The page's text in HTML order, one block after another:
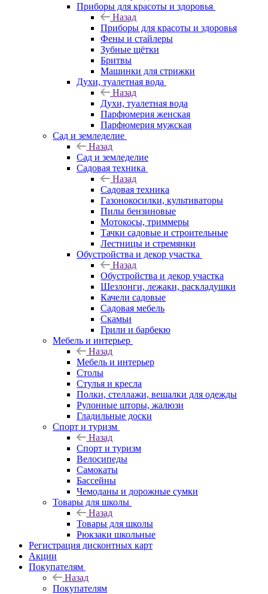
Приборы для красоты и здоровья
Назад
Приборы для красоты и здоровья
Фены и стайлеры
Зубные щётки
Бритвы
Машинки для стрижки
Духи, туалетная вода
Назад
Духи, туалетная вода
Парфюмерия женская
Парфюмерия мужская
Сад и земледелие
Назад
Сад и земледелие
Садовая техника
Назад
Садовая техника
Газонокосилки, культиваторы
Пилы бензиновые
Мотокосы, триммеры
Тачки садовые и строительные
Лестницы и стремянки
Обустройства и декор участка
Назад
Обустройства и декор участка
Шезлонги, лежаки, раскладушки
Качели садовые
Садовая мебель
Скамьи
Грили и барбекю
Мебель и интерьер
Назад
Мебель и интерьер
Столы
Стулья и кресла
Полки, стеллажи, вешалки для одежды
Рулонные шторы, жалюзи
Гладильные доски
Спорт и туризм
Назад
Спорт и туризм
Велосипеды
Самокаты
Бассейны
Чемоданы и дорожные сумки
Товары для школы
Назад
Товары для школы
Рюкзаки школьные
Регистрация дисконтных карт
Акции
Покупателям
Назад
Покупателям